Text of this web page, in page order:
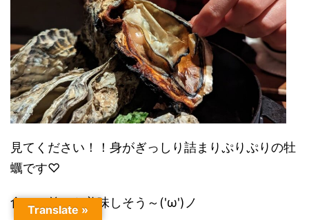
見てください！！身がぎっしり詰まりぷりぷりの牡
蠣です♡
食べる前から美味しそう～('ω')ノ
Translate »